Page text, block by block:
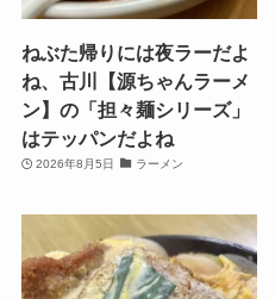
ねぶた帰りには夜ラーだよ
ね、古川【源ちゃんラーメ
ン】の「担々麺シリーズ」
はテッパンだよね
2026年8月5日 ラーメン